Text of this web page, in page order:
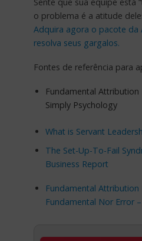
o problema é a atitude
Adquira agora o pacote da
resolva seus gargalos.
Fontes de referência para
Fundamental Attribution
Simply Psychology
What is Servant
The Set-Up-To-Fail
Business Report
Fundamental Attribution
Fundamental Nor Error